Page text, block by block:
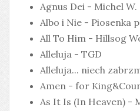
Agnus Dei - Michel W.
Albo i Nie - Piosenka
All To Him - Hillsog
Alleluja - TGD
Alleluja... niech
Amen - for
As It Is (In Heaven) -